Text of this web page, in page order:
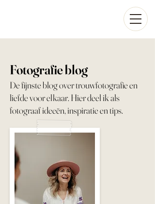
Fotografie blog
De fijnste blog over trouwfotografie en
liefde voor elkaar. Hier deel ik als
fotograaf ideeën, inspiratie en tips.